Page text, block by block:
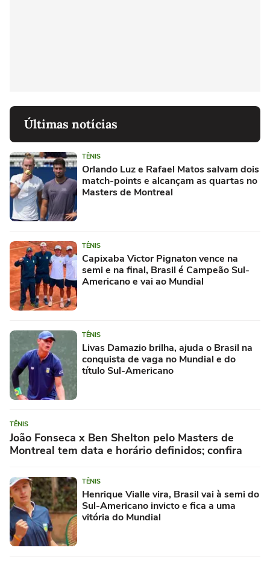
Últimas notícias
TÊNIS
Orlando Luz e Rafael Matos salvam dois
match-points e alcançam as quartas no
Masters de Montreal
TÊNIS
Capixaba Victor Pignaton vence na
semi e na final, Brasil é Campeão Sul-
Americano e vai ao Mundial
TÊNIS
Livas Damazio brilha, ajuda o Brasil na
conquista de vaga no Mundial e do
título Sul-Americano
TÊNIS
João Fonseca x Ben Shelton pelo Masters de
Montreal tem data e horário definidos; confira
TÊNIS
Henrique Vialle vira, Brasil vai à semi do
Sul-Americano invicto e fica a uma
vitória do Mundial